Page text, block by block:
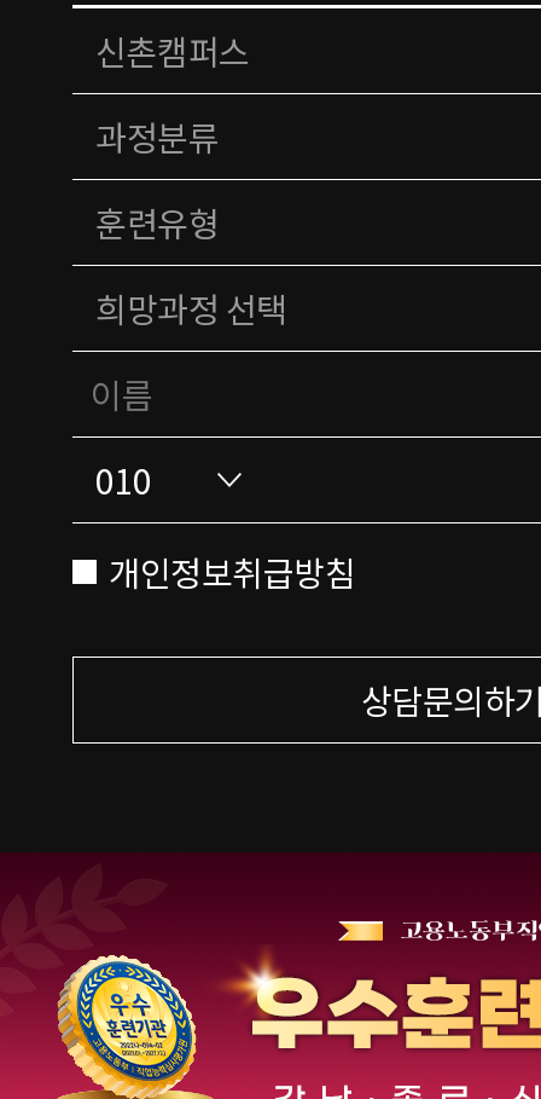
개인정보취급방침
상담문의하